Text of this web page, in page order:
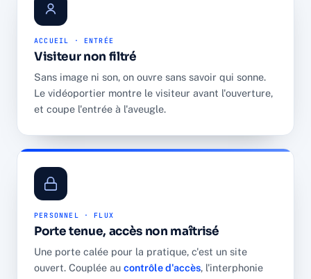
ACCUEIL · ENTRÉE
Visiteur non filtré
Sans image ni son, on ouvre sans savoir qui sonne.
Le vidéoportier montre le visiteur avant l'ouverture,
et coupe l'entrée à l'aveugle.
PERSONNEL · FLUX
Porte tenue, accès non maîtrisé
Une porte calée pour la pratique, c'est un site
ouvert. Couplée au contrôle d'accès, l'interphonie